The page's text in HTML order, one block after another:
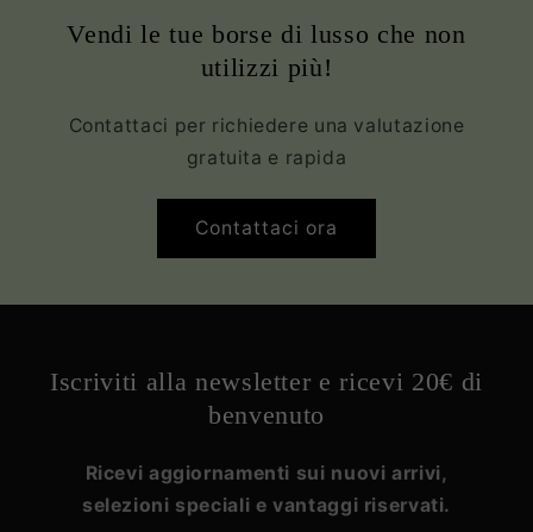
Vendi le tue borse di lusso che non
utilizzi più!
Contattaci per richiedere una valutazione
gratuita e rapida
Contattaci ora
Iscriviti alla newsletter e ricevi 20€ di
benvenuto
Ricevi aggiornamenti sui nuovi arrivi,
selezioni speciali e vantaggi riservati.